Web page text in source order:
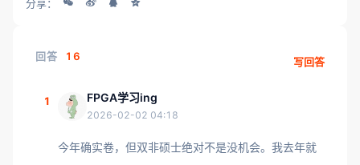
分享：
回答 16 写回答
1 FPGA学习ing
2026-02-02 04:18
今年确实卷，但双非硕士绝对不是没机会。我去年就